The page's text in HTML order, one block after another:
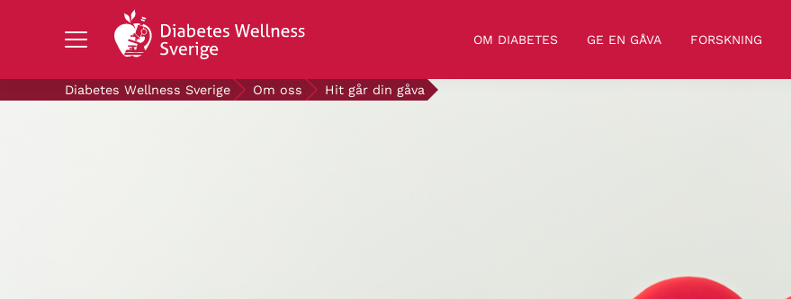
OM DIABETES GE EN GÅVA FORSKNING
Search Diabetes Wellness Sverige
Diabetes Wellness Sverige Om oss Hit går din gåva